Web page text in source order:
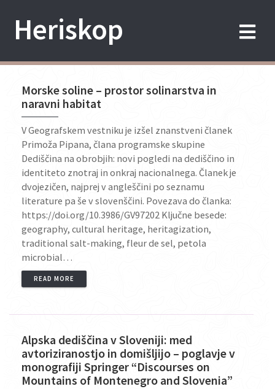
Heriskop
Morske soline – prostor solinarstva in
naravni habitat
V Geografskem vestniku je izšel znanstveni članek
Primoža Pipana, člana programske skupine
Dediščina na obrobjih: novi pogledi na dediščino in
identiteto znotraj in onkraj nacionalnega. Članek je
dvojezičen, najprej v angleščini po seznamu
literature pa še v slovenščini. Povezava do članka:
https://doi.org/10.3986/GV97202 Ključne besede:
geography, cultural heritage, heritagization,
traditional salt-making, fleur de sel, petola
microbial…
READ MORE
Alpska dediščina v Sloveniji: med
avtoriziranostjo in domišljijo – poglavje v
monografiji Springer “Discourses on
Mountains of Montenegro and Slovenia”